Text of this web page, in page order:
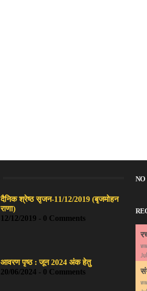
दैनिक श्रेष्ठ सृजन-11/12/2019 (बृजमोहन
राणा)
12/12/2019 - 0 Comments
आवरण पृष्ठ : जून 2024 अंक हेतु
20/06/2024 - 0 Comments
NO